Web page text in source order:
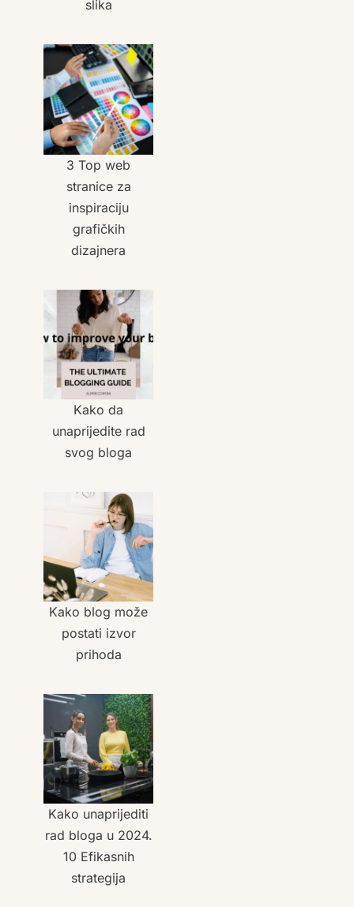
slika
3 Top web
stranice za
inspiraciju
grafičkih
dizajnera
Kako da
unaprijedite rad
svog bloga
Kako blog može
postati izvor
prihoda
Kako unaprijediti
rad bloga u 2024.
10 Efikasnih
strategija